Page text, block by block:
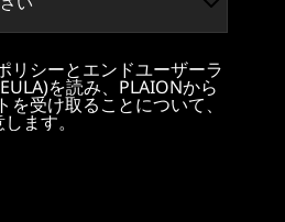
リシーとエンドユーザーラ
を読み、PLAIONから
を受け取ることについて、
ます。